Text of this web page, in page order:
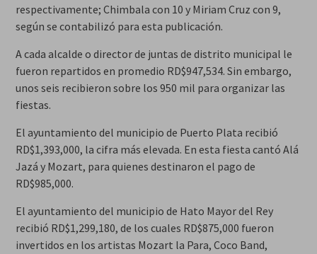
respectivamente; Chimbala con 10 y Miriam Cruz con 9,
según se contabilizó para esta publicación.
A cada alcalde o director de juntas de distrito municipal le
fueron repartidos en promedio RD$947,534. Sin embargo,
unos seis recibieron sobre los 950 mil para organizar las
fiestas.
El ayuntamiento del municipio de Puerto Plata recibió
RD$1,393,000, la cifra más elevada. En esta fiesta cantó Alá
Jazá y Mozart, para quienes destinaron el pago de
RD$985,000.
El ayuntamiento del municipio de Hato Mayor del Rey
recibió RD$1,299,180, de los cuales RD$875,000 fueron
invertidos en los artistas Mozart la Para, Coco Band,